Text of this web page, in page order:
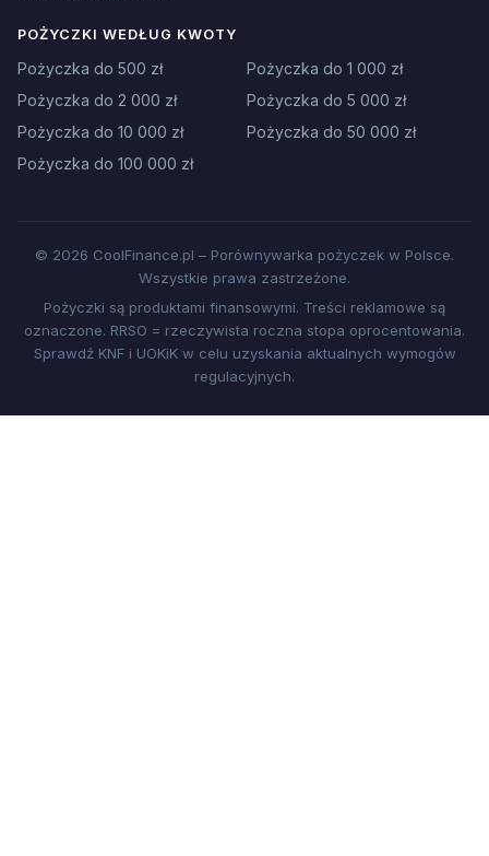
POŻYCZKI WEDŁUG KWOTY
Pożyczka do 500 zł
Pożyczka do 1 000 zł
Pożyczka do 2 000 zł
Pożyczka do 5 000 zł
Pożyczka do 10 000 zł
Pożyczka do 50 000 zł
Pożyczka do 100 000 zł
© 2026 CoolFinance.pl – Porównywarka pożyczek w Polsce.
Wszystkie prawa zastrzeżone.
Pożyczki są produktami finansowymi. Treści reklamowe są
oznaczone. RRSO = rzeczywista roczna stopa oprocentowania.
Sprawdź KNF i UOKiK w celu uzyskania aktualnych wymogów
regulacyjnych.